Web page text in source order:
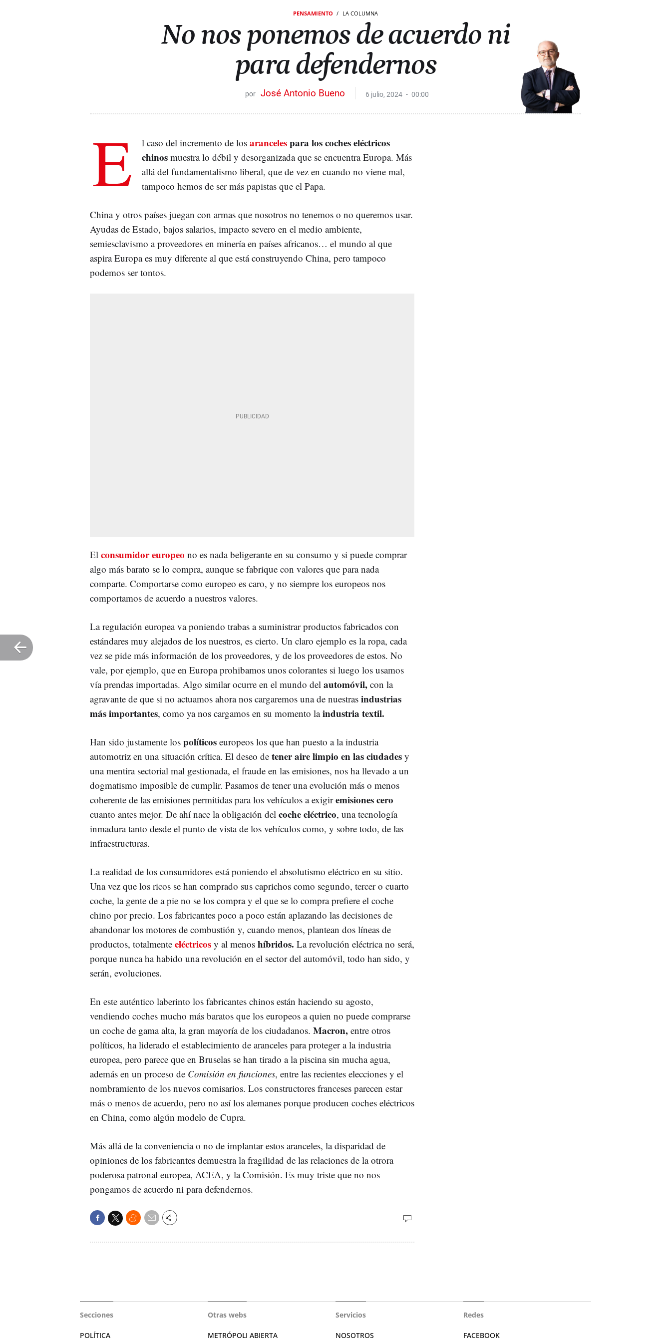
PENSAMIENTO LA COLUMNA
No nos ponemos de acuerdo ni
para defendernos
José Antonio Bueno 6 julio, 2024 00:00
E l caso del incremento de los arancelespara los coches eléctricos
chinos muestra lo débil y desorganizada que se encuentra Europa. Más
allá del fundamentalismo liberal, que de vez en cuando no viene mal,
tampoco hemos de ser más papistas que el Papa.
China y otros países juegan con armas que nosotros no tenemos o no queremos usar.
Ayudas de Estado, bajos salarios, impacto severo en el medio ambiente,
semiesclavismo a proveedores en minería en países africanos… el mundo al que
aspira Europa es muy diferente al que está construyendo China, pero tampoco
podemos ser tontos.
El consumidor europeo no es nada beligerante en su consumo y si puede comprar
algo más barato se lo compra, aunque se fabrique con valores que para nada
comparte. Comportarse como europeo es caro, y no siempre los europeos nos
comportamos de acuerdo a nuestros valores.
La regulación europea va poniendo trabas a suministrar productos fabricados con
estándares muy alejados de los nuestros, es cierto. Un claro ejemplo es la ropa, cada
vez se pide más información de los proveedores, y de los proveedores de estos. No
vale, por ejemplo, que en Europa prohibamos unos colorantes si luego los usamos
vía prendas importadas. Algo similar ocurre en el mundo del automóvil, con la
agravante de que si no actuamos ahora nos cargaremos una de nuestras industrias
más importantes, como ya nos cargamos en su momento laindustria textil.
Han sido justamente los políticos europeos los que han puesto a la industria
automotriz en una situación crítica. El deseo de tener aire limpio en las ciudades y
una mentira sectorial mal gestionada, el fraude en las emisiones, nos ha llevado a un
dogmatismo imposible de cumplir. Pasamos de tener una evolución más o menos
coherente de las emisiones permitidas para los vehículos a exigiremisiones cero
cuanto antes mejor. De ahí nace la obligación del coche eléctrico, una tecnología
inmadura tanto desde el punto de vista de los vehículos como, y sobre todo, de las
infraestructuras.
La realidad de los consumidores está poniendo el absolutismo eléctrico en su sitio.
Una vez que los ricos se han comprado sus caprichos como segundo, tercer o cuarto
coche, la gente de a pie no se los compra y el que se lo compra prefiere el coche
chino por precio. Los fabricantes poco a poco están aplazando las decisiones de
abandonar los motores de combustión y, cuando menos, plantean dos líneas de
productos, totalmente eléctricos y al menos híbridos. La revolución eléctrica no será,
porque nunca ha habido una revolución en el sector del automóvil, todo han sido, y
serán, evoluciones.
En este auténtico laberinto los fabricantes chinos están haciendo su agosto,
vendiendo coches mucho más baratos que los europeos a quien no puede comprarse
un coche de gama alta, la gran mayoría de los ciudadanos. Macron, entre otros
políticos, ha liderado el establecimiento de aranceles para proteger a la industria
europea, pero parece que en Bruselas se han tirado a la piscina sin mucha agua,
además en un proceso de Comisión en funciones, entre las recientes elecciones y el
nombramiento de los nuevos comisarios. Los constructores franceses parecen estar
más o menos de acuerdo, pero no así los alemanes porque producen coches eléctricos
en China, como algún modelo de Cupra.
Más allá de la conveniencia o no de implantar estos aranceles, la disparidad de
opiniones de los fabricantes demuestra la fragilidad de las relaciones de la otrora
poderosa patronal europea, ACEA, y la Comisión. Es muy triste que no nos
pongamos de acuerdo ni para defendernos.
Secciones
POLÍTICA
Otras webs
METRÓPOLI ABIERTA
Servicios
NOSOTROS
Redes
FACEBOOK